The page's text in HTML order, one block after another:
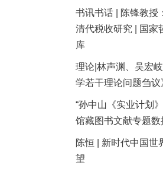
书讯书话 | 陈锋教授
清代税收研究 | 国家
库
理论|林声渊、吴宏
学若干理论问题刍议
“孙中山《实业计划
馆藏图书文献专题数
陈恒 | 新时代中国世
望